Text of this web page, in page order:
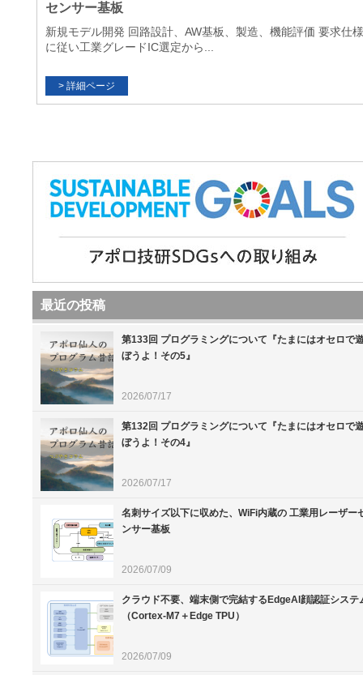
センサー基板
新規モデル開発 回路設計、AW基板、製造、機能評価 要求仕様
に従い工業グレードIC選定から...
最近の投稿
第133回 プログラミングについて『たまにはオセロで
ぼうよ！その5』
2026/07/17
第132回 プログラミングについて『たまにはオセロで
ぼうよ！その4』
2026/07/17
名刺サイズ以下に収めた、WiFi内蔵の 工業用レーザー
ンサー基板
2026/07/09
クラウド不要、端末側で完結するEdgeAI顔認証システ
（Cortex-M7＋Edge TPU）
2026/07/09